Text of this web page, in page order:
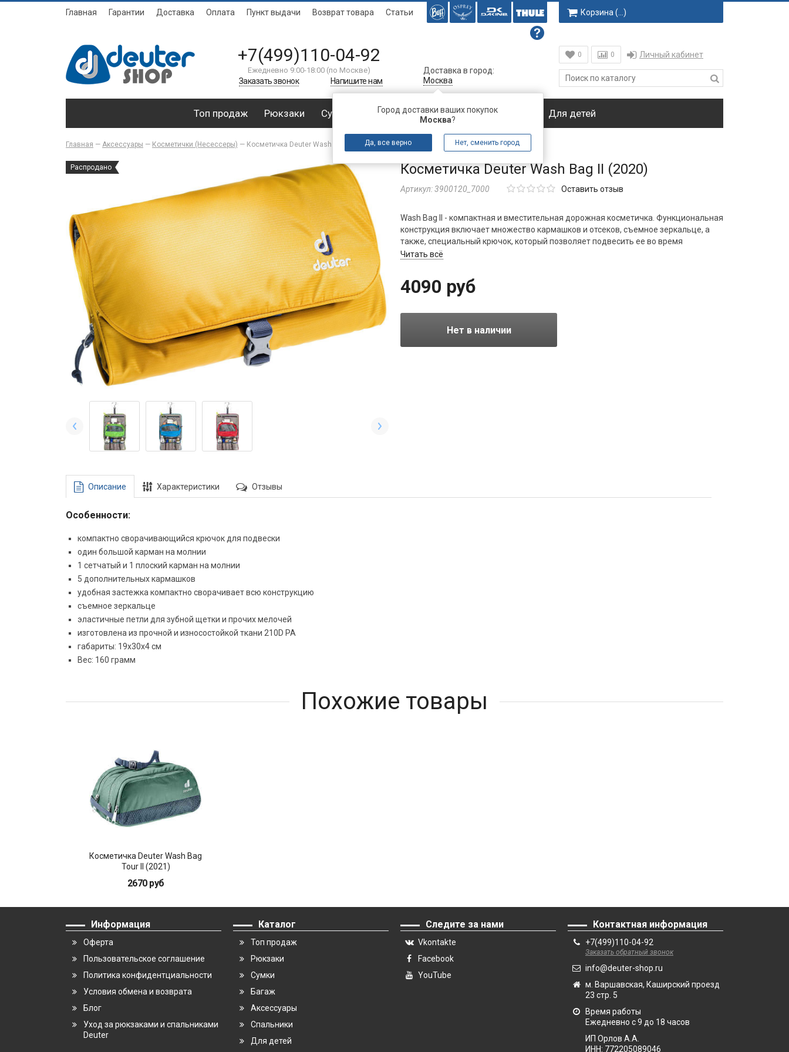
Главная Гарантии Доставка Оплата Пункт выдачи Возврат товара Статьи Корзина ( )
+7(499)110-04-92
Ежедневно 9:00-18:00 (по Москве)
Заказать звонок Напишите нам
Доставка в город:
Москва
Город доставки ваших покупок
Москва?
Да, все верно Нет, сменить город
0 0 Личный кабинет
Топ продаж Рюкзаки Сумки Багаж Аксессуары Спальники Для детей
Главная — Аксессуары — Косметички (Несессеры) — Косметичка Deuter Wash Bag II (2020)
Распродано Косметичка Deuter Wash Bag II (2020)
Артикул:3900120_7000 Оставить отзыв
Wash Bag II - компактная и вместительная дорожная косметичка. Функциональная
конструкция включает множество кармашков и отсеков, съемное зеркальце, а
также, специальный крючок, который позволяет подвесить ее во время
использования и иметь удобный доступ к содержимому. Хороший выбор для
Читать всё
4090 руб
Нет в наличии
Описание Характеристики Отзывы
Особенности:
компактно сворачивающийся крючок для подвески
один большой карман на молнии
1 сетчатый и 1 плоский карман на молнии
5 дополнительных кармашков
удобная застежка компактно сворачивает всю конструкцию
съемное зеркальце
эластичные петли для зубной щетки и прочих мелочей
изготовлена из прочной и износостойкой ткани 210D PA
габариты: 19x30x4 см
Вес: 160 грамм
Похожие товары
Косметичка Deuter Wash Bag
Tour II (2021)
2670 руб
Информация
Оферта
Пользовательское соглашение
Политика конфидентциальности
Условия обмена и возврата
Блог
Уход за рюкзаками и спальниками
Deuter
Каталог
Топ продаж
Рюкзаки
Сумки
Багаж
Аксессуары
Спальники
Для детей
Следите за нами
Vkontakte
Facebook
YouTube
Контактная информация
+7(499)110-04-92
Заказать обратный звонок
info@deuter-shop.ru
м. Варшавская, Каширский проезд
23 стр. 5
Время работы
Ежедневно с 9 до 18 часов
ИП Орлов А.А.
ИНН: 772205089046